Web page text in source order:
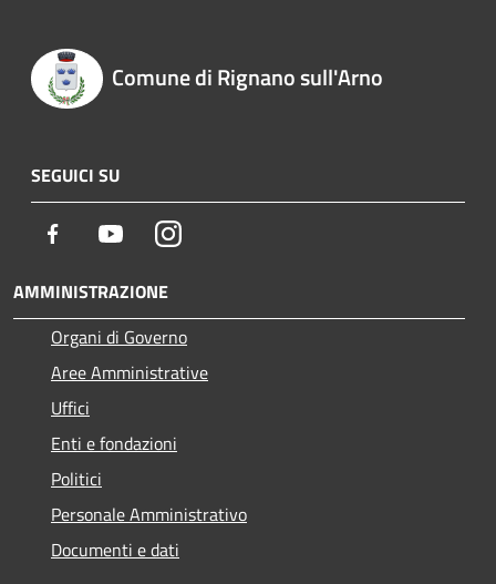
Comune di Rignano sull'Arno
SEGUICI SU
Facebook YoutubeInstagram
AMMINISTRAZIONE
Organi di Governo
Aree Amministrative
Uffici
Enti e fondazioni
Politici
Personale Amministrativo
Documenti e dati